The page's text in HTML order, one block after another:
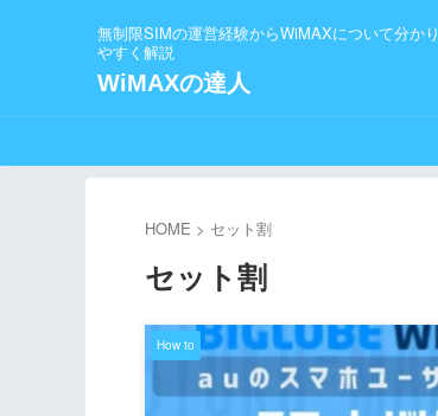
無制限SIMの運営経験からWiMAXについて分かり
やすく解説
WiMAXの達人
HOME > セット割
セット割
How to